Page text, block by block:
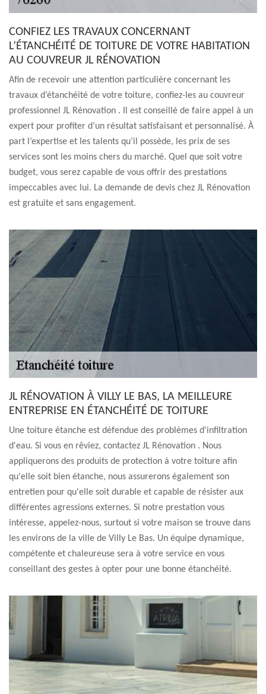
CONFIEZ LES TRAVAUX CONCERNANT
L’ÉTANCHÉITÉ DE TOITURE DE VOTRE HABITATION
AU COUVREUR JL RÉNOVATION
Afin de recevoir une attention particulière concernant les
travaux d’étanchéité de votre toiture, confiez-les au couvreur
professionnel JL Rénovation . Il est conseillé de faire appel à un
expert pour profiter d’un résultat satisfaisant et personnalisé. À
part l’expertise et les talents qu’il possède, les prix de ses
services sont les moins chers du marché. Quel que soit votre
budget, vous serez capable de vous offrir des prestations
impeccables avec lui. La demande de devis chez JL Rénovation
est gratuite et sans engagement.
JL RÉNOVATION À VILLY LE BAS, LA MEILLEURE
ENTREPRISE EN ÉTANCHÉITÉ DE TOITURE
Une toiture étanche est défendue des problèmes d'infiltration
d'eau. Si vous en rêviez, contactez JL Rénovation . Nous
appliquerons des produits de protection à votre toiture afin
qu'elle soit bien étanche, nous assurerons également son
entretien pour qu'elle soit durable et capable de résister aux
différentes agressions externes. Si notre prestation vous
intéresse, appelez-nous, surtout si votre maison se trouve dans
les environs de la ville de Villy Le Bas. Un équipe dynamique,
compétente et chaleureuse sera à votre service en vous
conseillant des gestes à opter pour une bonne étanchéité.